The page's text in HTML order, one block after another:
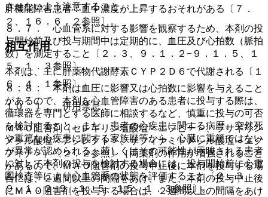
肝機能障害患者：血中濃度が上昇するおそれがある〔７．
２、１６．６．２参照〕。
相互作用
本剤は、主に肝薬物代謝酵素ＣＹＰ２Ｄ６で代謝される〔１
６．４．１参照〕。
１０．１． 併用禁忌：
ＭＡＯ阻害剤（セレギリン塩酸塩＜エフピー＞、ラサギリン
メシル酸塩＜アジレクト＞、サフィナミドメシル酸塩＜エク
フィナ＞）〔２．２参照〕［両薬剤の作用が増強されること
があるので、ＭＡＯ阻害剤の投与中止後に本剤を投与する場
合には、２週間以上の間隔をあけ、また、本剤の投与中止後
にＭＡＯ阻害剤を投与する場合は、２週間以上の間隔をあけ
させないよう注意すること。
８．７． 心血管系に対する影響を観察するため、本剤の投
与開始前及び投与期間中は定期的に、血圧及び心拍数（脈拍
数）を測定すること〔２．３、９．１．２−９．１．５、１
５．１．３参照〕。
８．８． 本剤は血圧に影響又は心拍数に影響を与えること
があるので、本剤を心血管障害のある患者に投与する際は、
循環器を専門とする医師に相談するなど、慎重に投与の可否
を検討すること。また、患者の心疾患に関する病歴、突然死
や重篤な心疾患に関する家族歴等から、心臓に重篤ではない
が異常が認められる、若しくはその可能性が示唆される患者
に対して本剤の投与を検討する場合には、投与開始前に心電
図検査等により心血管系の状態を評価すること〔２．３、
９．１．２−９．１．５、１５．１．３参照〕。